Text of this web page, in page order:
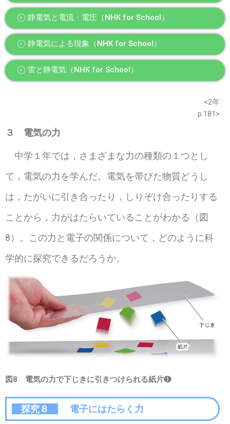
静電気と電流・電圧（NHK for School）
静電気による現象（NHK for School）
雷と静電気（NHK for School）
<2年
p.181>
３ 電気の力
中学１年では，さまざまな力の種類の１つとし
て，電気の力を学んだ。電気を帯びた物質どうし
は，たがいに引き合ったり，しりぞけ合ったりする
ことから，力がはたらいていることがわかる（図
8）。この力と電子の関係について，どのように科
学的に探究できるだろうか。
図8 電気の力で下じきに引きつけられる紙片❶
探究８ 電子にはたらく力